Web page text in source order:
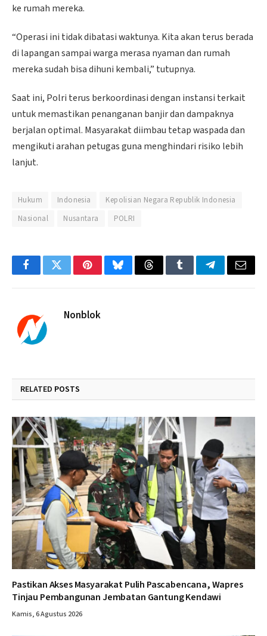
ke rumah mereka.
“Operasi ini tidak dibatasi waktunya. Kita akan terus berada
di lapangan sampai warga merasa nyaman dan rumah
mereka sudah bisa dihuni kembali,” tutupnya.
Saat ini, Polri terus berkoordinasi dengan instansi terkait
untuk memastikan penanganan banjir dan dampaknya
berjalan optimal. Masyarakat diimbau tetap waspada dan
mengikuti arahan petugas guna menghindari risiko lebih
lanjut.
Hukum Indonesia
Kepolisian Negara Republik Indonesia
Nasional
Nusantara POLRI
FacebookTwitterPinterestBlueskyThreadsTumblrTelegramEmail
Nonblok
RELATED POSTS
Pastikan Akses Masyarakat Pulih Pascabencana, Wapres
Tinjau Pembangunan Jembatan Gantung Kendawi
Kamis, 6 Agustus 2026